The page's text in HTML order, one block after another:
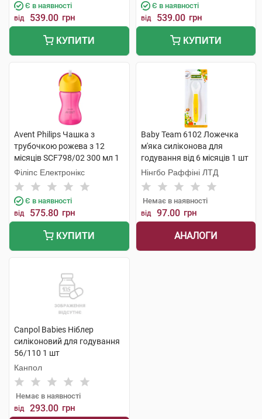
Є в наявності
від 539.00 грн
КУПИТИ
Є в наявності
від 539.00 грн
КУПИТИ
Avent Philips Чашка з
трубочкою рожева з 12
місяців SCF798/02 300 мл 1
шт
Філіпс Електронікс
Є в наявності
від 575.80 грн
КУПИТИ
Baby Team 6102 Ложечка
м'яка силіконова для
годування від 6 місяців 1 шт
Нінгбо Раффіні ЛТД
Немає в наявності
від 97.00 грн
АНАЛОГИ
Canpol Babies Ніблер
силіконовий для годування
56/110 1 шт
Канпол
Немає в наявності
від 293.00 грн